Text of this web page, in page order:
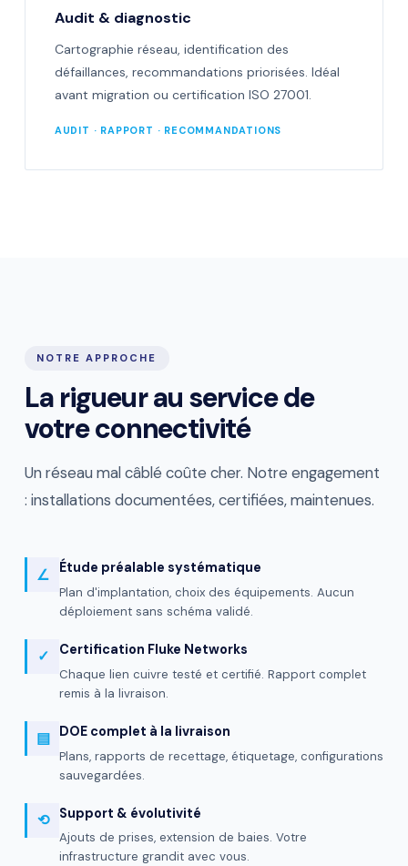
Audit & diagnostic
Cartographie réseau, identification des
défaillances, recommandations priorisées. Idéal
avant migration ou certification ISO 27001.
AUDIT · RAPPORT · RECOMMANDATIONS
NOTRE APPROCHE
La rigueur au service de
votre connectivité
Un réseau mal câblé coûte cher. Notre engagement
: installations documentées, certifiées, maintenues.
∠ Étude préalable systématique
Plan d'implantation, choix des équipements. Aucun
déploiement sans schéma validé.
✓ Certification Fluke Networks
Chaque lien cuivre testé et certifié. Rapport complet
remis à la livraison.
▤ DOE complet à la livraison
Plans, rapports de recettage, étiquetage, configurations
sauvegardées.
⟲ Support & évolutivité
Ajouts de prises, extension de baies. Votre
infrastructure grandit avec vous.